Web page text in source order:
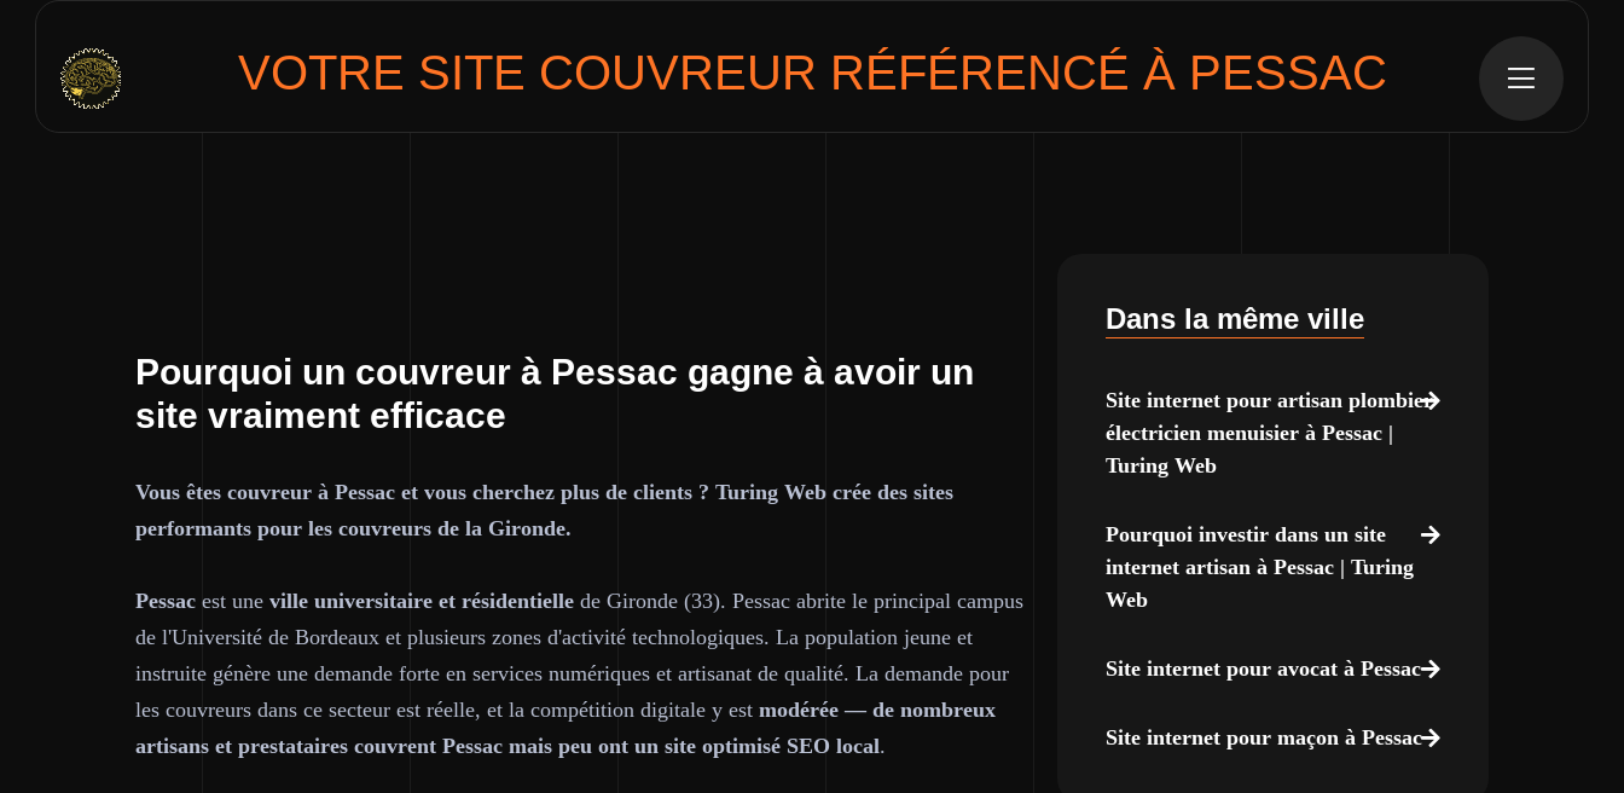
VOTRE SITE COUVREUR RÉFÉRENCÉ À PESSAC
Pourquoi un couvreur à Pessac gagne à avoir un
site vraiment efficace
Vous êtes couvreur à Pessac et vous cherchez plus de clients ? Turing Web crée des sites
performants pour les couvreurs de la Gironde.
Pessac est une ville universitaire et résidentielle de Gironde (33). Pessac abrite le principal campus
de l'Université de Bordeaux et plusieurs zones d'activité technologiques. La population jeune et
instruite génère une demande forte en services numériques et artisanat de qualité. La demande pour
les couvreurs dans ce secteur est réelle, et la compétition digitale y est modérée — de nombreux
artisans et prestataires couvrent Pessac mais peu ont un site optimisé SEO local.
Dans la même ville
Site internet pour artisan plombier
électricien menuisier à Pessac |
Turing Web
Pourquoi investir dans un site
internet artisan à Pessac | Turing
Web
Site internet pour avocat à Pessac
Site internet pour maçon à Pessac